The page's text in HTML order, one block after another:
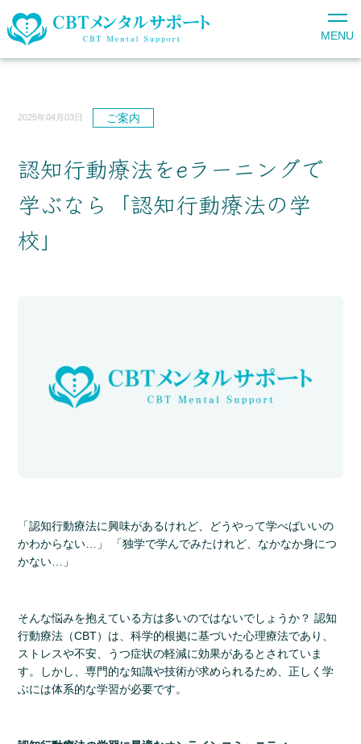
MENU
2025年04月03日 ご案内
認知行動療法をeラーニングで
学ぶなら「認知行動療法の学
校」
「認知行動療法に興味があるけれど、どうやって学べばいいの
かわからない…」 「独学で学んでみたけれど、なかなか身につ
かない…」
そんな悩みを抱えている方は多いのではないでしょうか？ 認知
行動療法（CBT）は、科学的根拠に基づいた心理療法であり、
ストレスや不安、うつ症状の軽減に効果があるとされていま
す。しかし、専門的な知識や技術が求められるため、正しく学
ぶには体系的な学習が必要です。